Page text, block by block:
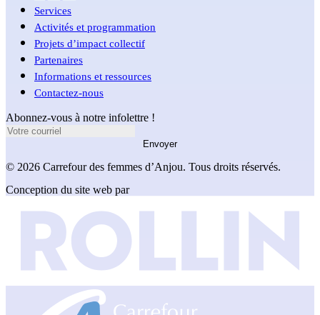
Services
Activités et programmation
Projets d’impact collectif
Partenaires
Informations et ressources
Contactez-nous
Abonnez-vous à notre infolettre !
Envoyer
© 2026 Carrefour des femmes d’Anjou. Tous droits réservés.
Conception du site web par